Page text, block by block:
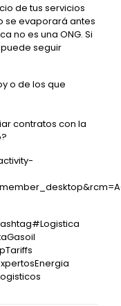
de tus servicios
se evaporará antes
no es una ONG. Si
puede seguir
o de los que
contratos con la
#Logistica